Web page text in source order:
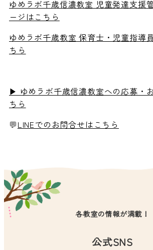
ゆめラボ千歳信濃教室 児童発達支援
ージはこちら
ゆめラボ千歳教室 保育士・児童指導
ちら
▶ ゆめラボ千歳信濃教室への応募・
ちら
💬LINEでのお問合せはこちら
各教室の情報が満載！
公式SNS